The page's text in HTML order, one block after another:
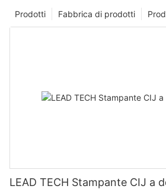
Fabbrica di prodotti
Prodotti
LEAD TECH Stampante CIJ a